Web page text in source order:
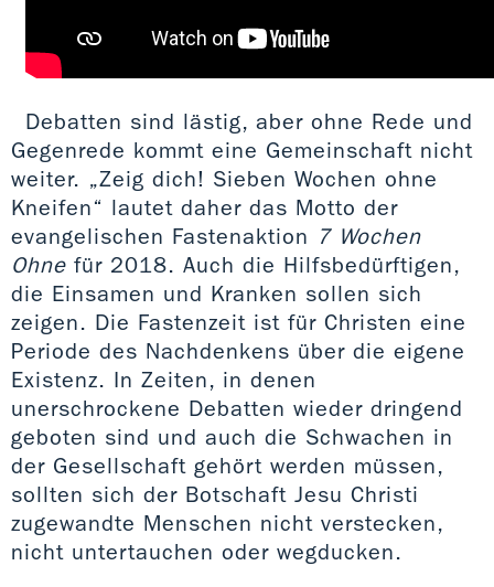
Debatten sind lästig, aber ohne Rede und
Gegenrede kommt eine Gemeinschaft nicht
weiter. „Zeig dich! Sieben Wochen ohne
Kneifen“ lautet daher das Motto der
evangelischen Fastenaktion 7 Wochen
Ohne für 2018. Auch die Hilfsbedürftigen,
die Einsamen und Kranken sollen sich
zeigen. Die Fastenzeit ist für Christen eine
Periode des Nachdenkens über die eigene
Existenz. In Zeiten, in denen
unerschrockene Debatten wieder dringend
geboten sind und auch die Schwachen in
der Gesellschaft gehört werden müssen,
sollten sich der Botschaft Jesu Christi
zugewandte Menschen nicht verstecken,
nicht untertauchen oder wegducken.